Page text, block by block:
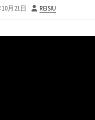
10月21日
投
REISIU